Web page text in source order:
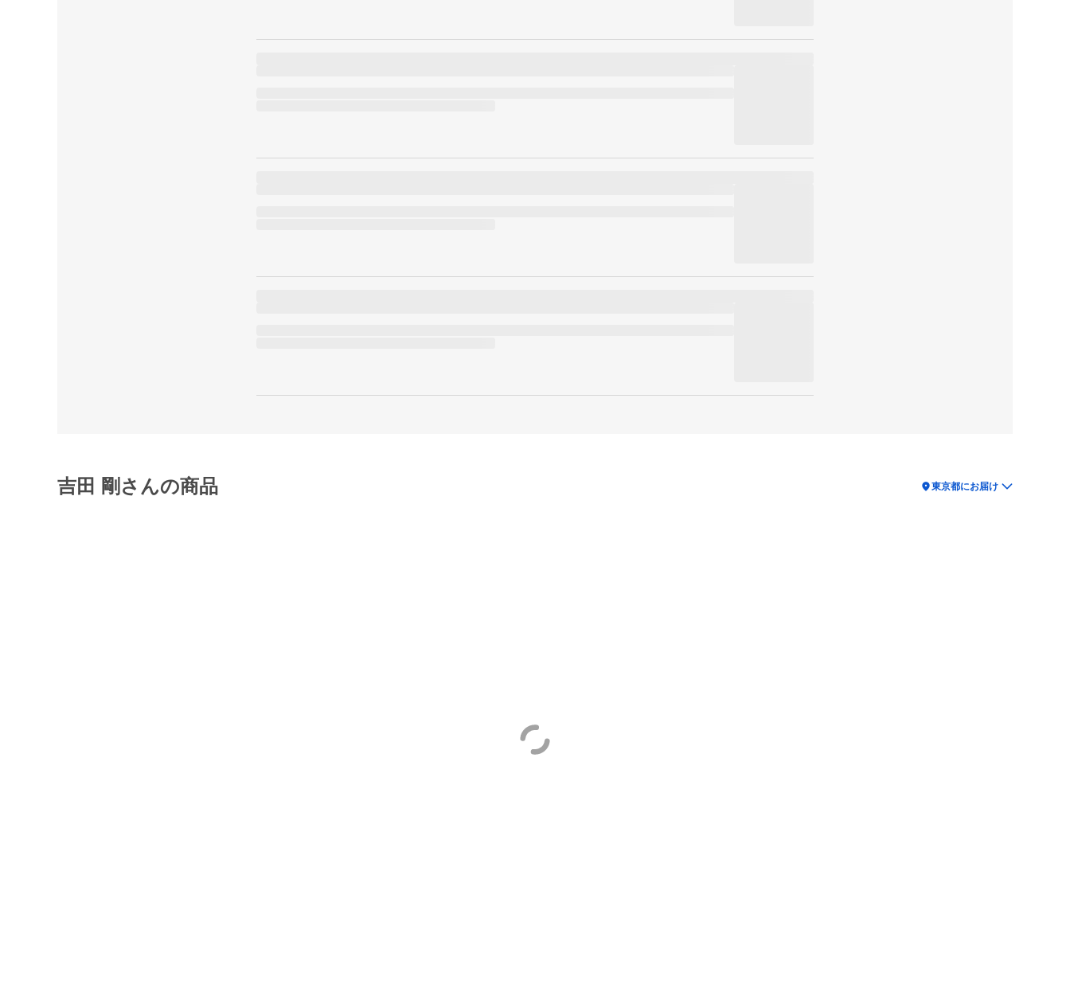
吉田 剛さんの商品 location_on東京都にお届け